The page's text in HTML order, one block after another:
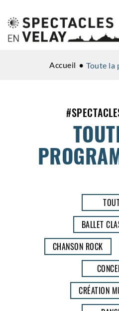
Accueil Toute la
#
BALLET
CHANSON ROCK
CRÉATION